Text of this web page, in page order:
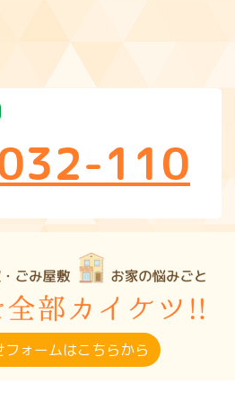
110
フォームはこちらから